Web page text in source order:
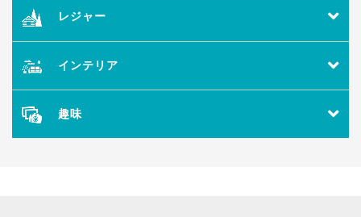
レジャー
インテリア
趣味